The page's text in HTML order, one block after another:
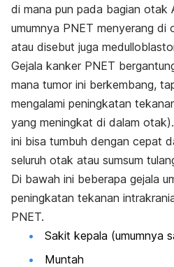
di mana pun pada bagian otak
umumnya PNET menyerang di
atau disebut juga
Gejala kanker PNET
mana tumor ini berkembang,
mengalami peningkatan
yang meningkat di dalam
ini bisa tumbuh dengan cepat
seluruh otak atau sumsum
Di bawah ini beberapa gejala
peningkatan tekanan
PNET.
Sakit kepala (umumnya
Muntah